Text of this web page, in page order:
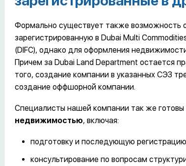
Формально существует также
зарегистрированную в Dubai Multi
(DIFC), однако для оформления
Причем за Dubai Land Department остается
того, создание компании в указанных СЭЗ
создание оффшорной компании.
Специалисты нашей компании так же готовы
недвижимостью, включая:
подготовку и последующую
консультирование по вопросам